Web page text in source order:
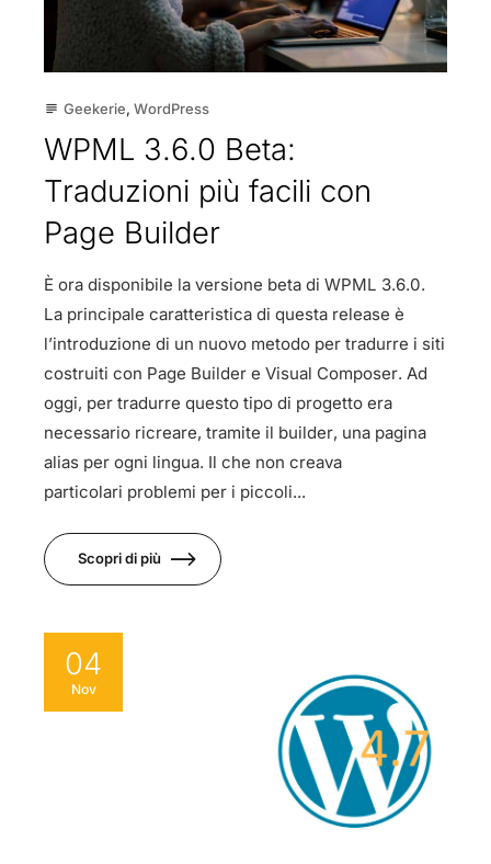
subject Geekerie, WordPress
WPML 3.6.0 Beta:
Traduzioni più facili con
Page Builder
È ora disponibile la versione beta di WPML 3.6.0.
La principale caratteristica di questa release è
l’introduzione di un nuovo metodo per tradurre i siti
costruiti con Page Builder e Visual Composer. Ad
oggi, per tradurre questo tipo di progetto era
necessario ricreare, tramite il builder, una pagina
alias per ogni lingua. Il che non creava
particolari problemi per i piccoli...
Scopri di più
04
Nov